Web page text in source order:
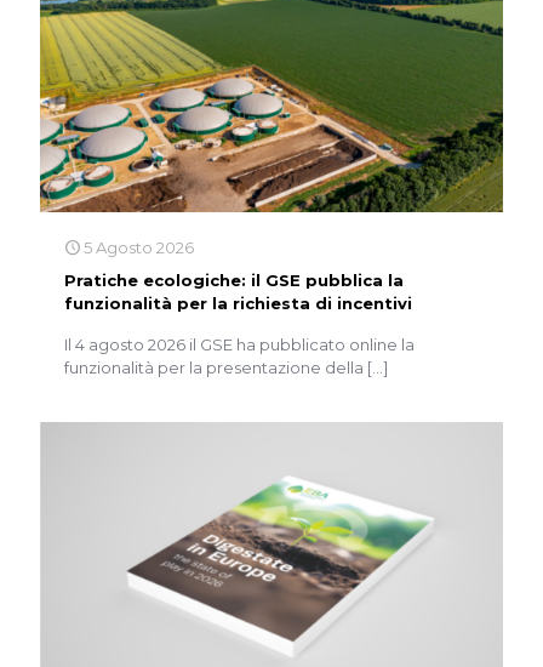
5 Agosto 2026
Pratiche ecologiche: il GSE pubblica la
funzionalità per la richiesta di incentivi
Il 4 agosto 2026 il GSE ha pubblicato online la
funzionalità per la presentazione della […]